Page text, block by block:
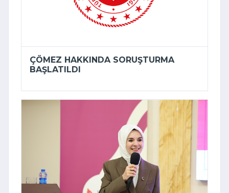
ÇÖMEZ HAKKINDA SORUŞTURMA
BAŞLATILDI